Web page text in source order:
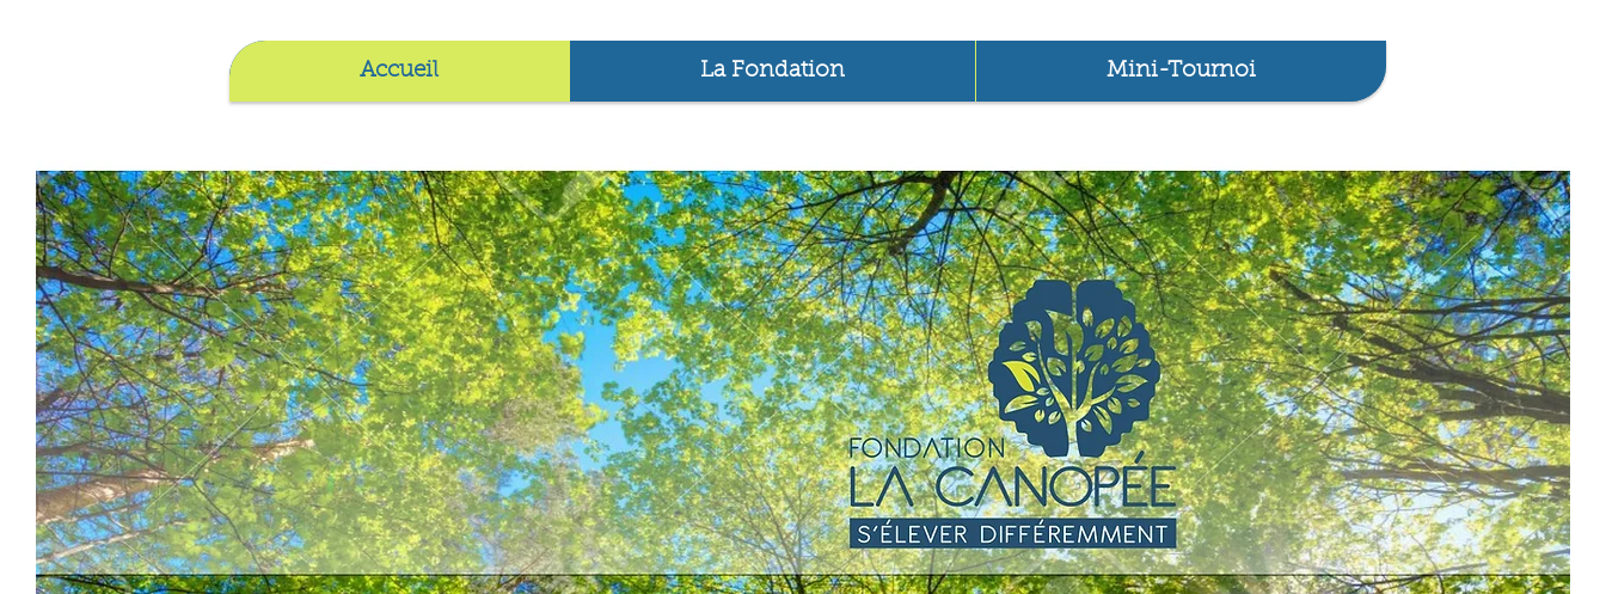
Accueil La Fondation Mini-Tournoi